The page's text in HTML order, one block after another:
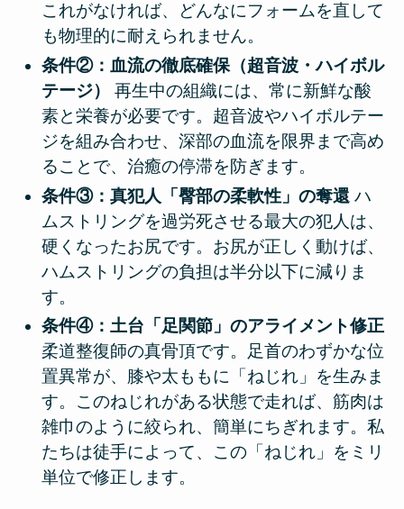
これがなければ、どんなにフォームを直して
も物理的に耐えられません。
条件②：血流の徹底確保（超音波・ハイボル
テージ）
再生中の組織には、常に新鮮な酸
素と栄養が必要です。超音波やハイボルテー
ジを組み合わせ、深部の血流を限界まで高め
ることで、治癒の停滞を防ぎます。
条件③：真犯人「臀部の柔軟性」の奪還 ハ
ムストリングを過労死させる最大の犯人は、
硬くなったお尻です。お尻が正しく動けば、
ハムストリングの負担は半分以下に減りま
す。
条件④：土台「足関節」のアライメント修正
柔道整復師の真骨頂です。足首のわずかな位
置異常が、膝や太ももに「ねじれ」を生みま
す。このねじれがある状態で走れば、筋肉は
雑巾のように絞られ、簡単にちぎれます。私
たちは徒手によって、この「ねじれ」をミリ
単位で修正します。